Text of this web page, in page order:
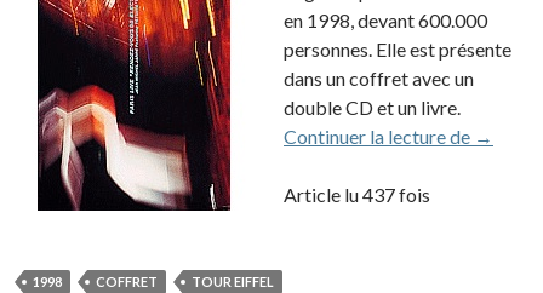
en 1998, devant 600.000
personnes. Elle est présente
dans un coffret avec un
double CD et un livre.
Continuer la lecture de Box
→
Article lu 437 fois
1998 COFFRET TOUR EIFFEL